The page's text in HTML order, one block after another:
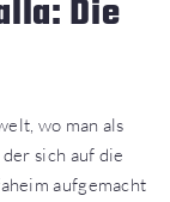
Die
wo man als
sich auf die
aufgemacht